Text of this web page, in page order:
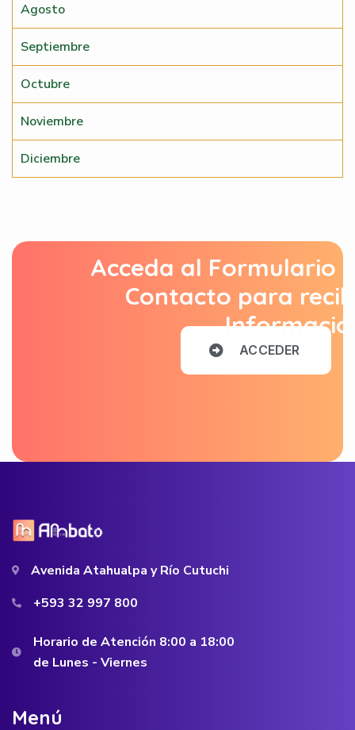
Agosto
Septiembre
Octubre
Noviembre
Diciembre
Acceda al Formulario
Contacto para
ACCEDER
Avenida Atahualpa y Río Cutuchi
+593 32 997 800
Horario de Atención 8:00 a 18:00
de Lunes - Viernes
Menú